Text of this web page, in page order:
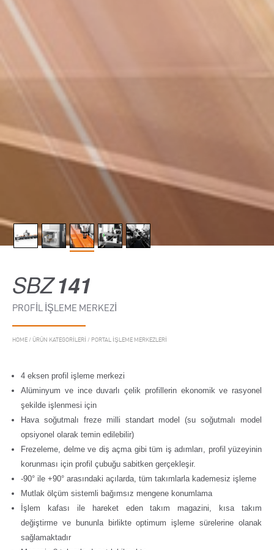
SBZ141
PROFIL İŞLEME MERKEZI
HOME / ÜRÜN KATEGORILERI / PORTAL IŞLEME MERKEZLERI
4 eksen profil işleme merkezi
Alüminyum ve ince duvarlı çelik profillerin ekonomik ve rasyonel
şekilde işlenmesi için
Hava soğutmalı freze milli standart model (su soğutmalı model
opsiyonel olarak temin edilebilir)
Frezeleme, delme ve diş açma gibi tüm iş adımları, profil yüzeyinin
korunması için profil çubuğu sabitken gerçekleşir.
-90° ile +90° arasındaki açılarda, tüm takımlarla kademesiz işleme
Mutlak ölçüm sistemli bağımsız mengene konumlama
İşlem kafası ile hareket eden takım magazini, kısa takım
değiştirme ve bununla birlikte optimum işleme sürelerine olanak
sağlamaktadır